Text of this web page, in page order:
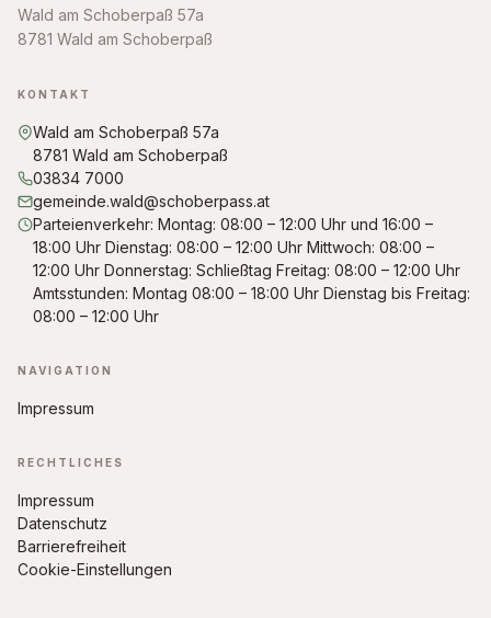
Wald am Schoberpaß 57a
8781 Wald am Schoberpaß
KONTAKT
Wald am Schoberpaß 57a
8781 Wald am Schoberpaß
03834 7000
gemeinde.wald@schoberpass.at
Parteienverkehr: Montag: 08:00 – 12:00 Uhr und 16:00 –
18:00 Uhr Dienstag: 08:00 – 12:00 Uhr Mittwoch: 08:00 –
12:00 Uhr Donnerstag: Schließtag Freitag: 08:00 – 12:00 Uhr
Amtsstunden: Montag 08:00 – 18:00 Uhr Dienstag bis Freitag:
08:00 – 12:00 Uhr
NAVIGATION
Impressum
RECHTLICHES
Impressum
Datenschutz
Barrierefreiheit
Cookie-Einstellungen